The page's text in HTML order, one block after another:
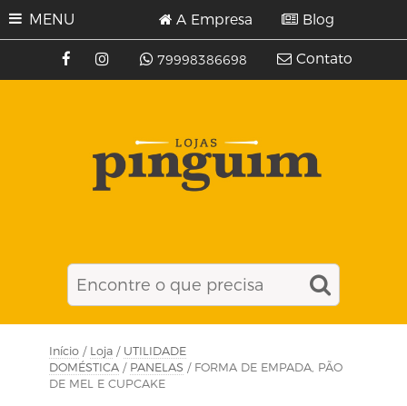
MENU
79998386698
A Empresa Blog
Contato
Início / Loja / UTILIDADE
DOMÉSTICA / PANELAS / FORMA DE EMPADA, PÃO
DE MEL E CUPCAKE